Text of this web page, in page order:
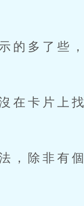
的多了些，
在卡片上找
，除非有個